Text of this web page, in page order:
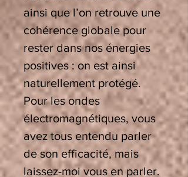
ainsi que l’on retrouve une
cohérence globale pour
rester dans nos énergies
positives : on est ainsi
naturellement protégé.
Pour les ondes
électromagnétiques, vous
avez tous entendu parler
de son efficacité, mais
laissez-moi vous en parler.